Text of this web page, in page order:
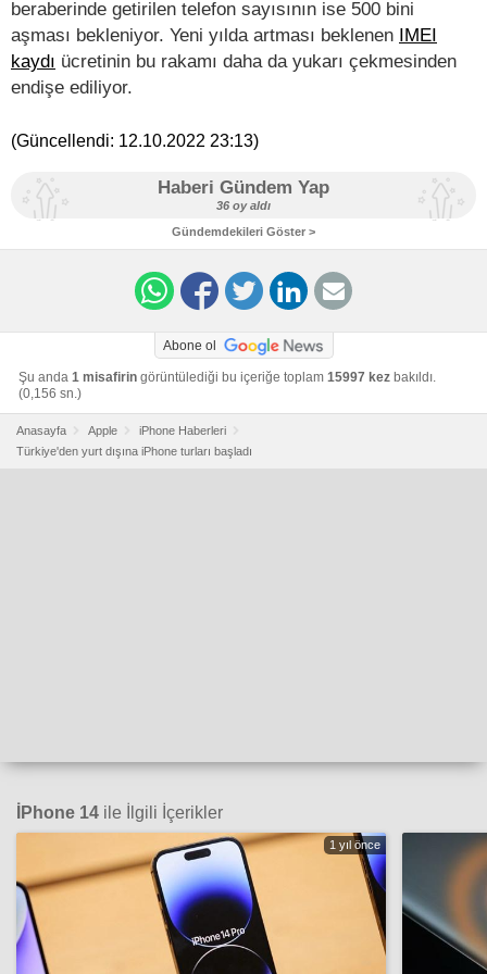
beraberinde getirilen telefon sayısının ise 500 bini
aşması bekleniyor. Yeni yılda artması beklenen IMEI
kaydı ücretinin bu rakamı daha da yukarı çekmesinden
endişe ediliyor.
(Güncellendi: 12.10.2022 23:13)
Haberi Gündem Yap
36 oy aldı
Gündemdekileri Göster >
Abone ol
Şu anda 1 misafirin görüntülediği bu içeriğe toplam 15997 kez bakıldı.
(0,156 sn.)
Anasayfa Apple
iPhone Haberleri
Türkiye'den yurt dışına iPhone turları başladı
İPhone 14 ile İlgili İçerikler
1 yıl önce